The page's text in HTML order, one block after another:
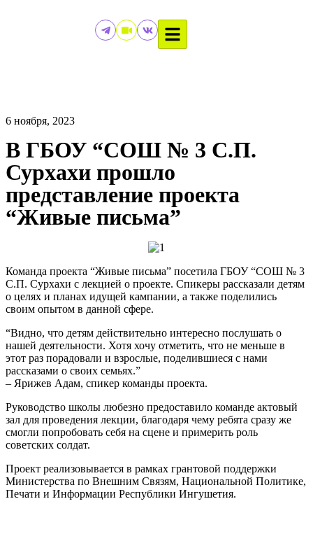
6 ноября, 2023
В ГБОУ “СОШ № 3 С.П.
Сурхахи прошло
представление проекта
“Живые письма”
Команда проекта “Живые письма” посетила ГБОУ “СОШ № 3
С.П. Сурхахи с лекцией о проекте. Спикеры рассказали детям
о целях и планах идущей кампании, а также поделились
своим опытом в данной сфере.
“Видно, что детям действительно интересно послушать о
нашей деятельности. Хотя хочу отметить, что не меньше в
этот раз порадовали и взрослые, поделившиеся с нами
рассказами о своих семьях.”
– Ярижев Адам, спикер команды проекта.
Руководство школы любезно предоставило команде актовый
зал для проведения лекции, благодаря чему ребята сразу же
смогли попробовать себя на сцене и примерить роль
советских солдат.
Проект реализовывается в рамках грантовой поддержки
Министерства по Внешним Связям, Национальной Политике,
Печати и Информации Республики Ингушетия.